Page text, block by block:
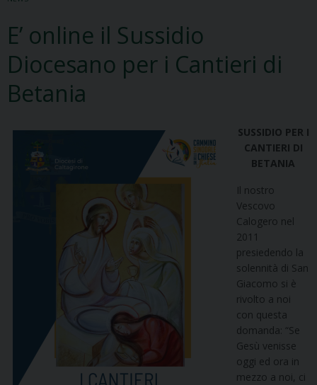
E’ online il Sussidio
Diocesano per i Cantieri di
Betania
SUSSIDIO PER I
CANTIERI DI
BETANIA
Il nostro
Vescovo
Calogero nel
2011
presiedendo la
solennità di San
Giacomo si è
rivolto a noi
con questa
domanda: “Se
Gesù venisse
oggi ed ora in
mezzo a noi, ci